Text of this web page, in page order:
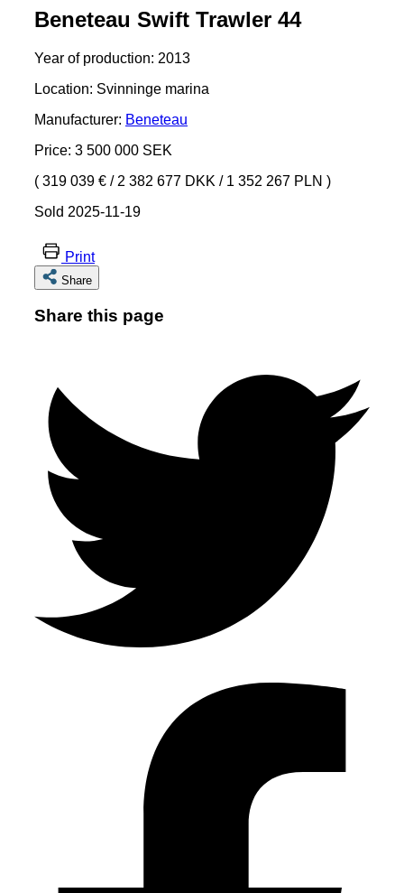
Beneteau Swift Trawler 44
Year of production: 2013
Location: Svinninge marina
Manufacturer: Beneteau
Price: 3 500 000 SEK
( 319 039 € /2 382 677 DKK /1 352 267 PLN )
Sold 2025-11-19
Print
Share
Share this page